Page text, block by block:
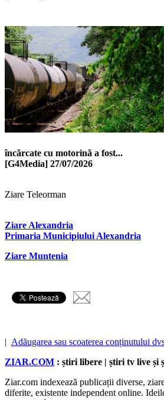
încărcate cu motorină a fost...
[G4Media] 27/07/2026
Ziare Teleorman
Ziare Alexandria
Primaria Municipiului Alexandria
Ziare Muntenia
| Adăugarea sau scoaterea conținutului
ZIAR.COM : știri libere | știri tv live și
Ziar.com indexează publicații diverse,
diferite, existente independent online.